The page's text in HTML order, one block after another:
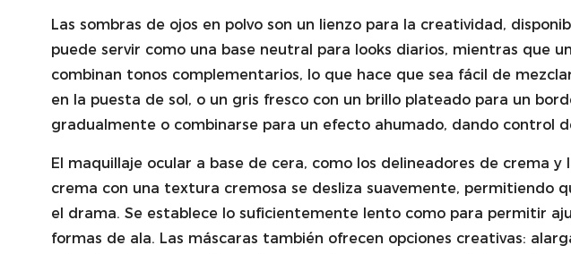
Las sombras de ojos en polvo son un lienzo para la creatividad,
puede servir como una base neutral para looks diarios, mientras que
combinan tonos complementarios, lo que hace que sea fácil de
en la puesta de sol, o un gris fresco con un brillo plateado para un
gradualmente o combinarse para un efecto ahumado, dando control
El maquillaje ocular a base de cera, como los delineadores de crema
crema con una textura cremosa se desliza suavemente, permitiendo
el drama. Se establece lo suficientemente lento como para permitir
formas de ala. Las máscaras también ofrecen opciones creativas: